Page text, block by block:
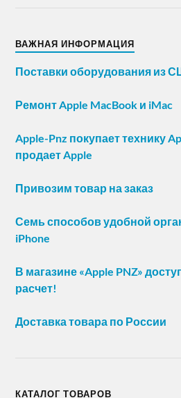
ВАЖНАЯ ИНФОРМАЦИЯ
Поставки оборудования из
Ремонт Apple MacBook и iMac
Apple-Pnz покупает технику
продает Apple
Привозим товар на заказ
Семь способов удобной
iPhone
В магазине «Apple PNZ»
расчет!
Доставка товара по России
КАТАЛОГ ТОВАРОВ